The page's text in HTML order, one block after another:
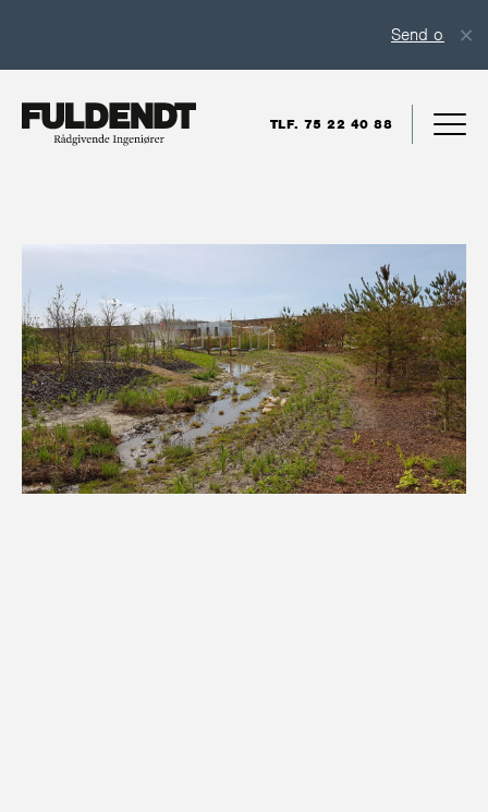
Send os en
TLF. 75 22 40 88